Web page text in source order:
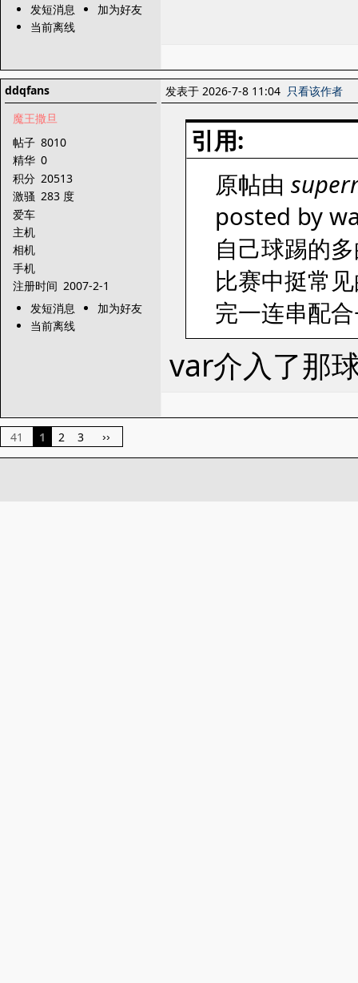
发短消息
加为好友
当前离线
ddqfans
魔王撒旦
帖子 8010
精华 0
积分 20513
激骚 283 度
爱车
主机
相机
手机
注册时间 2007-2-1
发短消息
加为好友
当前离线
发表于 2026-7-8 11:04 只看该作者
引用:
原帖由
posted by
自己球踢的
比赛中挺常
完一连串配
var介入了那
41 1 2 3 ››